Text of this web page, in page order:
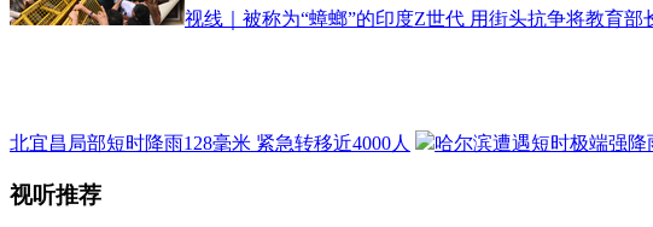
视线｜被称为“蟑螂”的印度Z世代 用街头抗争将教育部
北宜昌局部短时降雨128毫米 紧急转移近4000人 哈尔滨遭遇短时极端强
视听推荐